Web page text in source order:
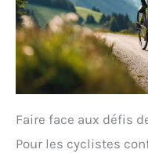
Faire face aux défis
Pour les cyclistes